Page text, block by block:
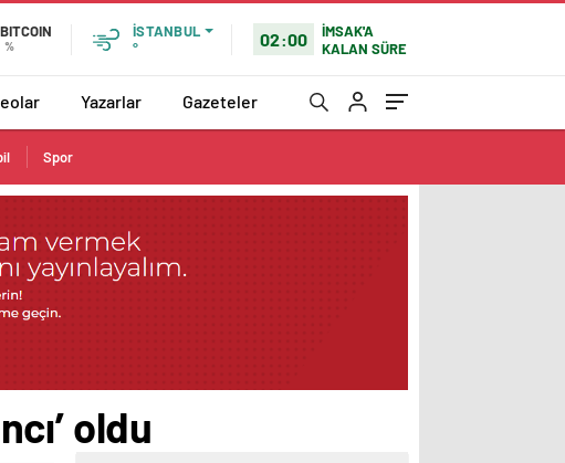
BITCOIN
%
İSTANBUL
°
02:00
İMSAK'A
KALAN SÜRE
Yazarlar Gazeteler
Spor
oldu